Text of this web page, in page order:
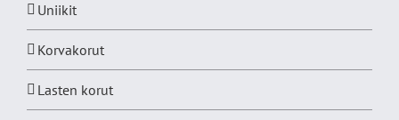
Uniikit
Korvakorut
Lasten korut